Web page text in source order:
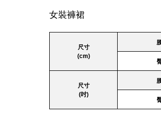
女裝褲裙
尺寸
(cm)
尺寸
(吋)